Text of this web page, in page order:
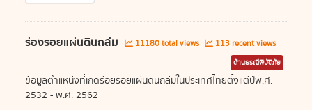
ร่องรอยแผ่นดินถล่ม 11180 total views 113 recent views
ด้านธรณีพิบัติภัย
ข้อมูลตำแหน่งที่เกิดร่อยรอยแผ่นดินถล่มในประเทศไทยตั้งแต่ปีพ.ศ.
2532 - พ.ศ. 2562